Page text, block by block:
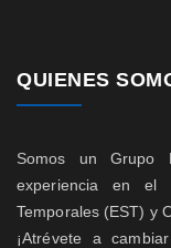
QUIENES
Somos un Grupo
experiencia en el
Temporales (EST) y
¡Atrévete a